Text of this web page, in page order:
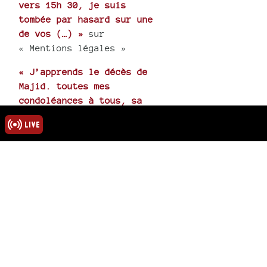
vers 15h 30, je suis
tombée par hasard sur une
de vos (…) » sur
« Mentions légales »
« J’apprends le décès de
Majid. toutes mes
condoléances à tous, sa
femme et (…) »
« Hommage au poète
Abdelmadjid Kaouah »